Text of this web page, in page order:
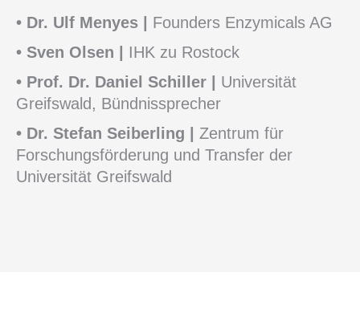
• Dr. Ulf Menyes | Founders Enzymicals AG
• Sven Olsen | IHK zu Rostock
• Prof. Dr. Daniel Schiller | Universität
Greifswald, Bündnissprecher
• Dr. Stefan Seiberling
Zentrum für
Forschungsförderung und Transfer der
Universität Greifswald